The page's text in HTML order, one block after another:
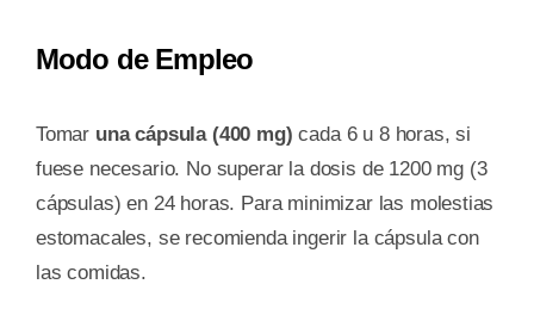
Modo de Empleo
Tomar una cápsula (400 mg) cada 6 u 8 horas, si
fuese necesario. No superar la dosis de 1200 mg (3
cápsulas) en 24 horas. Para minimizar las molestias
estomacales, se recomienda ingerir la cápsula con
las comidas.